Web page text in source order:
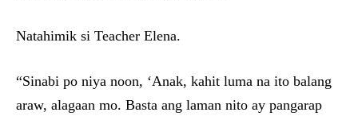
Natahimik si Teacher Elena.
“Sinabi po niya noon, ‘Anak, kahit luma na ito balang
araw, alagaan mo. Basta ang laman nito ay pangarap